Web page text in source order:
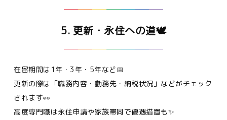
5. 更新・永住への道🕊️
在留期間は1年・3年・5年など📅
更新の際は「職務内容・勤務先・納税状況」などがチェック
されます👀
高度専門職は永住申請や家族帯同で優遇措置も✨